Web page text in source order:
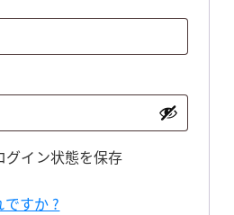
グイン状態を保存
すか ?